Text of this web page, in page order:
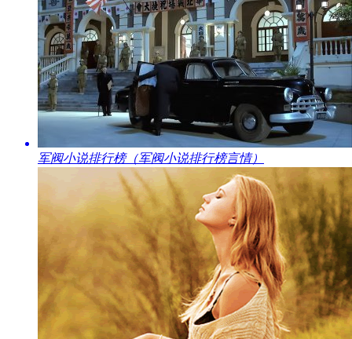
​军阀小说排行榜（军阀小说排行榜言情）